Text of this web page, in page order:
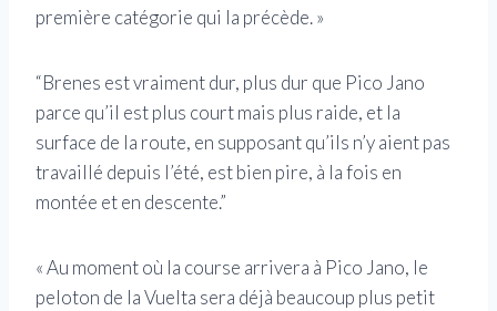
première catégorie qui la précède. »
“Brenes est vraiment dur, plus dur que Pico Jano
parce qu’il est plus court mais plus raide, et la
surface de la route, en supposant qu’ils n’y aient pas
travaillé depuis l’été, est bien pire, à la fois en
montée et en descente.”
« Au moment où la course arrivera à Pico Jano, le
peloton de la Vuelta sera déjà beaucoup plus petit